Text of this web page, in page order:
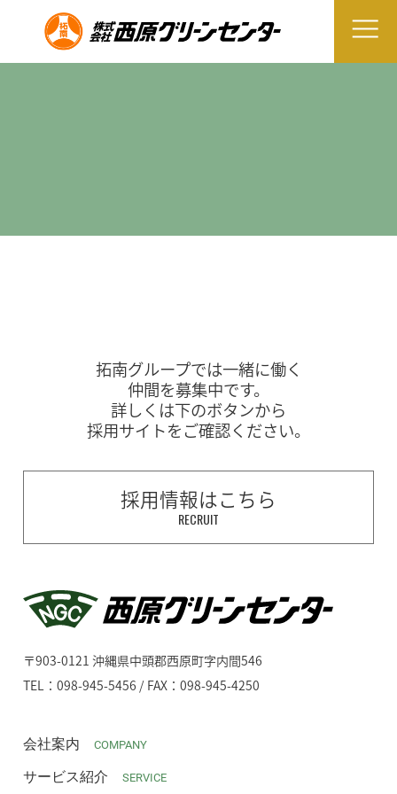
拓南グループでは一緒に働く
仲間を募集中です。
詳しくは下のボタンから
採用サイトをご確認ください。
採用情報はこちら
RECRUIT
〒903-0121 沖縄県中頭郡西原町字内間546
TEL：098-945-5456 / FAX：098-945-4250
会社案内 COMPANY
サービス紹介 SERVICE